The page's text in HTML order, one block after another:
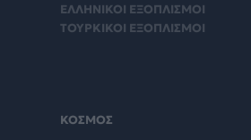
ΕΛΛΗΝΙΚΟΙ ΕΞΟΠΛΙΣΜΟΙ
ΤΟΥΡΚΙΚΟΙ ΕΞΟΠΛΙΣΜΟΙ
ΚΟΣΜΟΣ